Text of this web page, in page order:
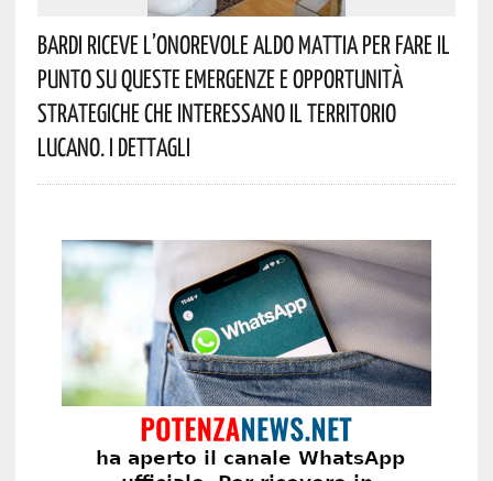
Bardi Riceve L’onorevole Aldo Mattia Per Fare Il
Punto Su Queste Emergenze E Opportunità
Strategiche Che Interessano Il Territorio
Lucano. I Dettagli